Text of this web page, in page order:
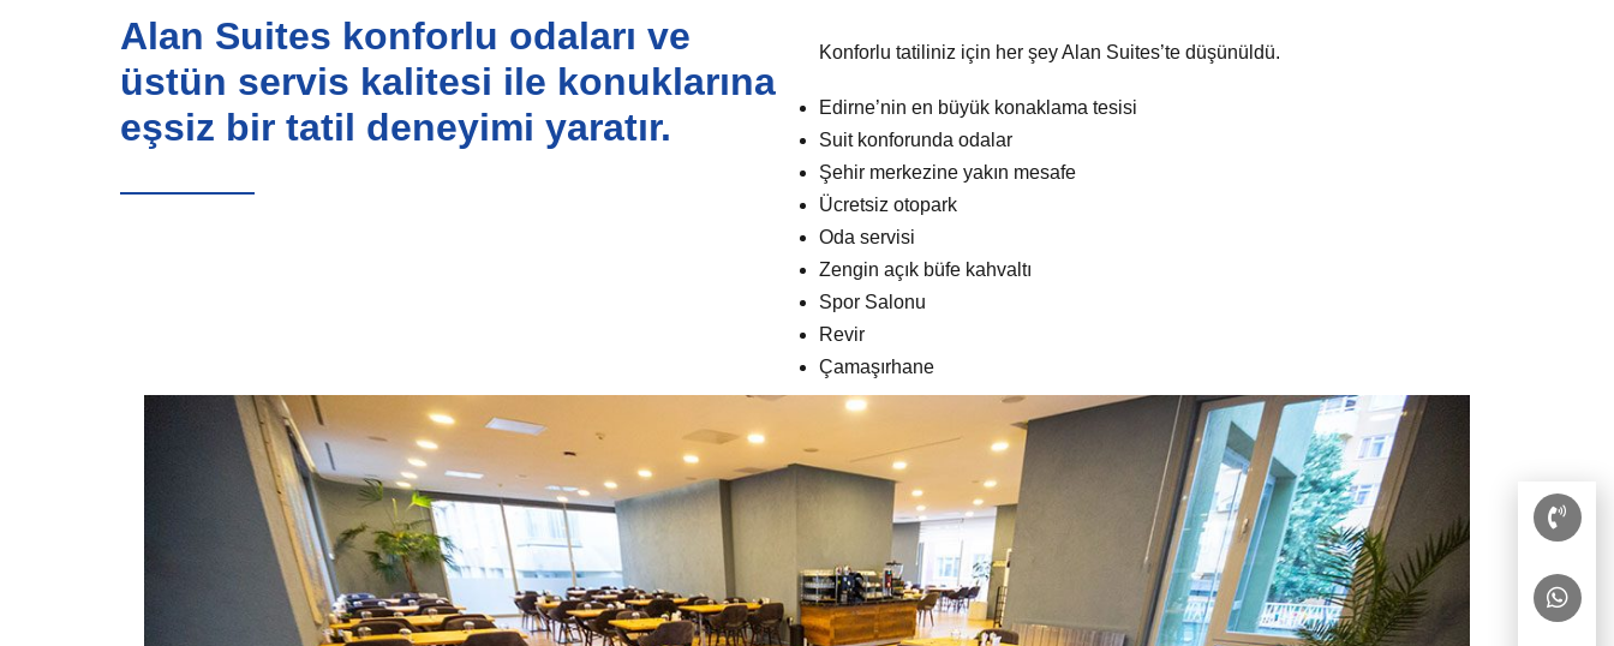
Alan Suites konforlu odaları ve
üstün servis kalitesi ile konuklarına
eşsiz bir tatil deneyimi yaratır.
Konforlu tatiliniz için her şey Alan Suites’te düşünüldü.
Edirne’nin en büyük konaklama tesisi
Suit konforunda odalar
Şehir merkezine yakın mesafe
Ücretsiz otopark
Oda servisi
Zengin açık büfe kahvaltı
Spor Salonu
Revir
Çamaşırhane